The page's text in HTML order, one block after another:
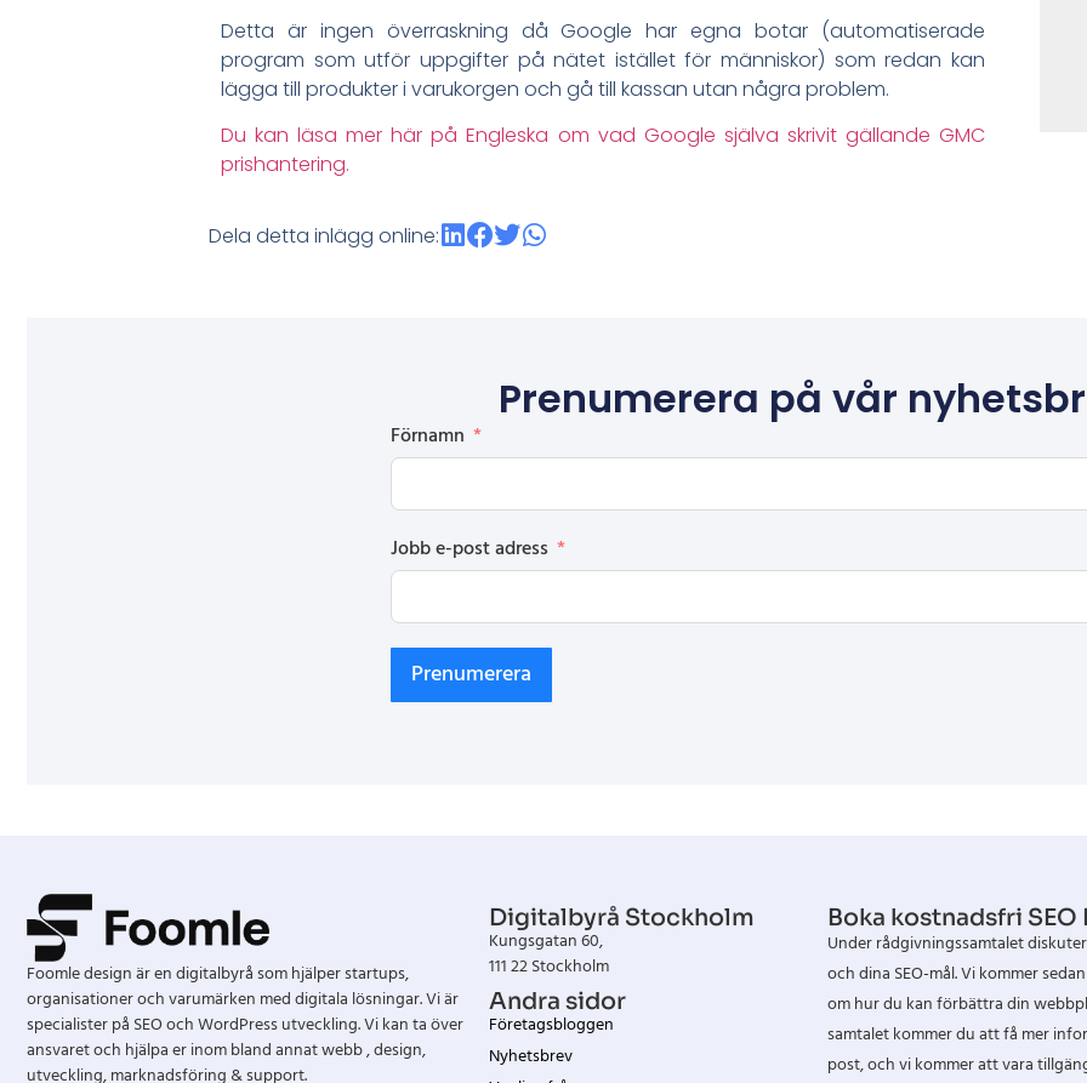
Detta är ingen överraskning då Google har egna botar (automatiserade
program som utför uppgifter på nätet istället för människor) som redan kan
lägga till produkter i varukorgen och gå till kassan utan några problem.
Du kan läsa mer här på Engleska om vad Google själva skrivit gällande GMC
prishantering.
Dela detta inlägg online:
Prenumerera på vår
Förnamn
Jobb e-post adress
Prenumerera
Foomle design är en digitalbyrå som hjälper startups,
organisationer och varumärken med digitala lösningar. Vi är
specialister på SEO och WordPress utveckling. Vi kan ta över
ansvaret och hjälpa er inom bland annat webb , design,
utveckling, marknadsföring & support.
Digitalbyrå Stockholm
Kungsgatan 60,
111 22 Stockholm
Andra sidor
Företagsbloggen
Nyhetsbrev
Boka kostnadsfri
Under rådgivningssamtalet
och dina SEO-mål. Vi kommer
om hur du kan förbättra din
samtalet kommer du att få mer
post, och vi kommer att vara